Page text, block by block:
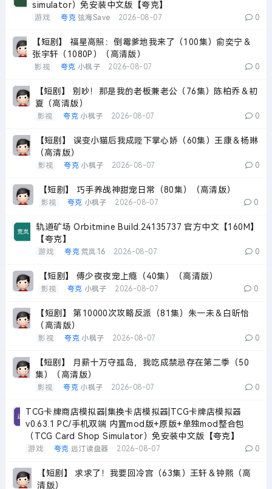
simulator）免安装中文版【夸克】
游戏 夸克 弦海Save 2026-08-07 0
【短剧】 福星高照：倒霉爹地我来了（100集）俞奕宁＆
张宇轩（1080P）（高清版）
影视 夸克 小枫子 2026-08-07 0
【短剧】 别吵！那是我的老板兼老公（76集）陈柏乔＆初
夏（高清版）
影视 夸克 小枫子 2026-08-07 0
【短剧】 误变小猫后我成陛下掌心娇（60集）王康＆杨琳
（高清版）
影视 夸克 小枫子 2026-08-07 0
【短剧】 巧手养战神甜宠日常（80集）（高清版）
影视 夸克 小枫子 2026-08-07 0
轨道矿场 Orbitmine Build.24135737 官方中文【160M】
【夸克】
游戏 夸克 荒岚16 2026-08-07 0
【短剧】 傅少夜夜宠上瘾（40集）（高清版）
影视 夸克 小枫子 2026-08-07 0
【短剧】 第10000次攻略反派（81集）朱一未＆白昕怡
（高清版）
影视 夸克 小枫子 2026-08-07 0
【短剧】 月薪十万守孤岛，我吃成禁忌存在第二季（50
集）（高清版）
影视 夸克 小枫子 2026-08-07 0
TCG卡牌商店模拟器|集换卡店模拟器|TCG卡牌店模拟器
v0.63.1 PC/手机双端 内置mod版+原版+单独mod整合包
（TCG Card Shop Simulator）免安装中文版【夸克】
游戏 夸克 远汀读盘器 2026-08-07 0
【短剧】 求求了！我要回冷宫（63集）王轩＆钟熙（高
清版）